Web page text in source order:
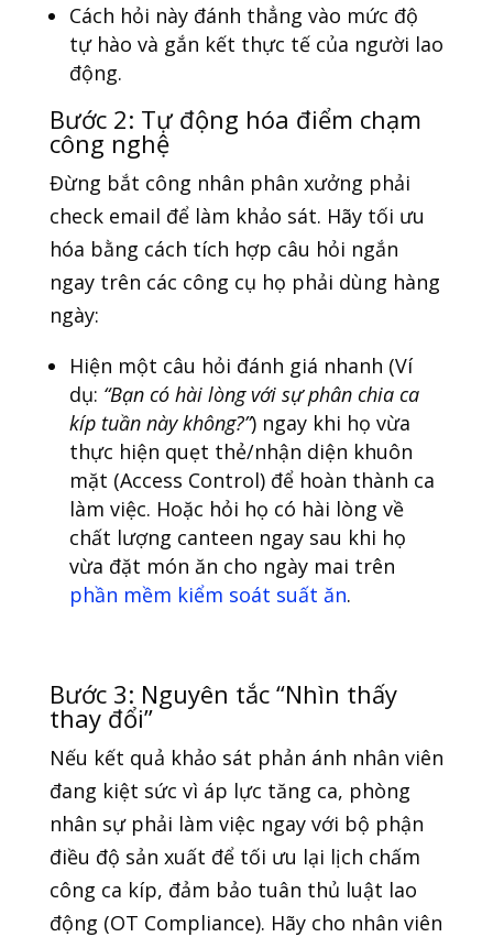
Cách hỏi này đánh thẳng vào mức độ
tự hào và gắn kết thực tế của người lao
động.
Bước 2: Tự động hóa điểm chạm
công nghệ
Đừng bắt công nhân phân xưởng phải
check email để làm khảo sát. Hãy tối ưu
hóa bằng cách tích hợp câu hỏi ngắn
ngay trên các công cụ họ phải dùng hàng
ngày:
Hiện một câu hỏi đánh giá nhanh (Ví
dụ: “Bạn có hài lòng với sự phân chia ca
kíp tuần này không?”) ngay khi họ vừa
thực hiện quẹt thẻ/nhận diện khuôn
mặt (Access Control) để hoàn thành ca
làm việc. Hoặc hỏi họ có hài lòng về
chất lượng canteen ngay sau khi họ
vừa đặt món ăn cho ngày mai trên
phần mềm kiểm soát suất ăn.
Bước 3: Nguyên tắc “Nhìn thấy
thay đổi”
Nếu kết quả khảo sát phản ánh nhân viên
đang kiệt sức vì áp lực tăng ca, phòng
nhân sự phải làm việc ngay với bộ phận
điều độ sản xuất để tối ưu lại lịch chấm
công ca kíp, đảm bảo tuân thủ luật lao
động (OT Compliance). Hãy cho nhân viên